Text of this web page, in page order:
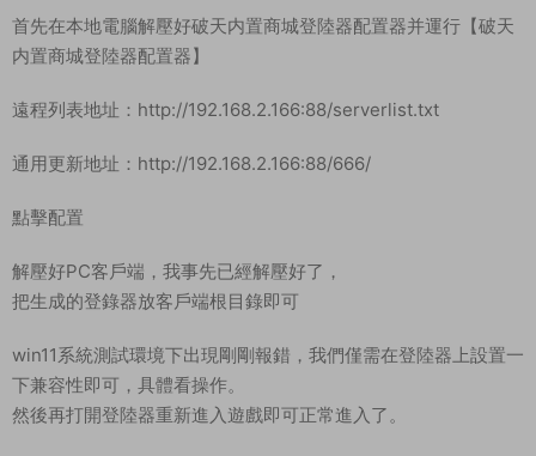
首先在本地電腦解壓好破天内置商城登陸器配置器并運行【破天
内置商城登陸器配置器】
遠程列表地址：http://192.168.2.166:88/serverlist.txt
通用更新地址：http://192.168.2.166:88/666/
點擊配置
解壓好PC客戶端，我事先已經解壓好了，
把生成的登錄器放客戶端根目錄即可
win11系統測試環境下出現剛剛報錯，我們僅需在登陸器上設置一
下兼容性即可，具體看操作。
然後再打開登陸器重新進入遊戲即可正常進入了。